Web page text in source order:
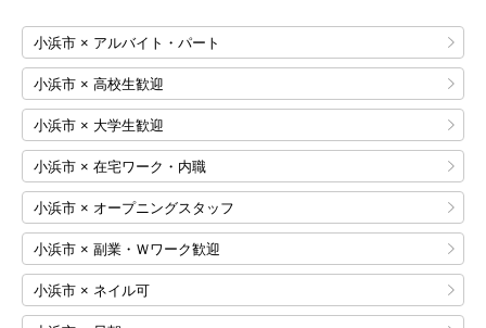
小浜市 × アルバイト・パート
小浜市 × 高校生歓迎
小浜市 × 大学生歓迎
小浜市 × 在宅ワーク・内職
小浜市 × オープニングスタッフ
小浜市 × 副業・Ｗワーク歓迎
小浜市 × ネイル可